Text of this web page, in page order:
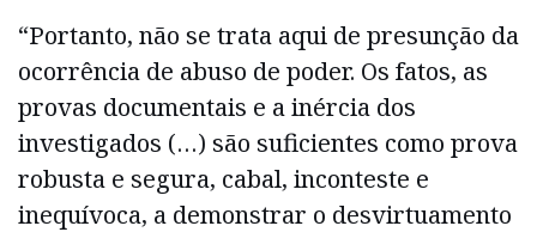
“Portanto, não se trata aqui de presunção da
ocorrência de abuso de poder. Os fatos, as
provas documentais e a inércia dos
investigados (…) são suficientes como prova
robusta e segura, cabal, inconteste e
inequívoca, a demonstrar o desvirtuamento